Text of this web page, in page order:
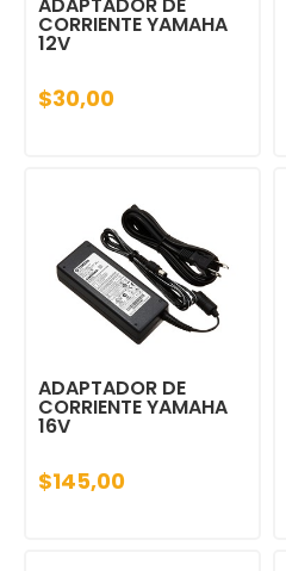
ADAPTADOR DE
CORRIENTE YAMAHA
12V
$30,00
ADAPTADOR DE
CORRIENTE YAMAHA
16V
$145,00